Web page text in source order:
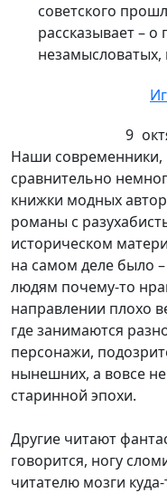
советского
рассказывает –
незамысловатых,
9
Наши
сравнительно
книжки модных
романы с
историческом
на самом деле было
людям почему-то
направлении плохо
где занимаются
персонажи,
нынешних, а вовсе
старинной эпохи.
Другие читают
говорится, ногу
читателю мозги